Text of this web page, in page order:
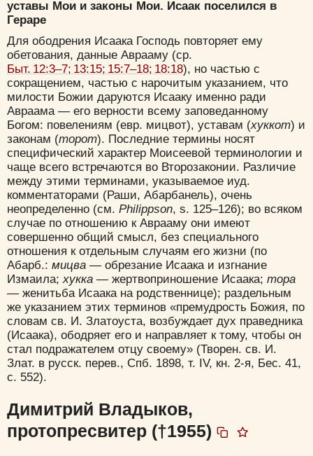
уставы Мои и законы Мои. Исаак поселился в
Гераре
Для ободрения Исаака Господь повторяет ему
обетования, данные Аврааму (ср.
Быт. 12:3–7; 13:15; 15:7–18; 18:18), но частью с
сокращением, частью с нарочитым указанием, что
милости Божии даруются Исааку именно ради
Авраама — его верности всему заповеданному
Богом: повелениям (евр. мицвот), уставам (хуккот) и
законам (торот). Последние термины носят
специфический характер Моисеевой терминологии и
чаще всего встречаются во Второзаконии. Различие
между этими терминами, указываемое иуд.
комментаторами (Раши, Абарбанель), очень
неопределенно (см. Philippson, s. 125–126); во всяком
случае по отношению к Аврааму они имеют
совершенно общий смысл, без специального
отношения к отдельным случаям его жизни (по
Абарб.: мицва — обрезание Исаака и изгнание
Измаила; хукка — жертвоприношение Исаака; тора
— женитьба Исаака на родственнице); раздельным
же указанием этих терминов «премудрость Божия, по
словам св. И. Златоуста, возбуждает дух праведника
(Исаака), ободряет его и направляет к тому, чтобы он
стал подражателем отцу своему» (Творен. св. И.
Злат. в русск. перев., Спб. 1898, т. IV, кн. 2-я, Бес. 41,
с. 552).
Димитрий Владыков,
протопресвитер (†1955)